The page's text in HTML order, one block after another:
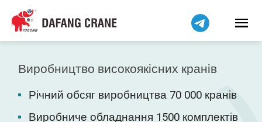
Виробництво високоякісних кранів
Річний обсяг виробництва 70 000 кранів
Виробниче обладнання 1500 комплектів
हिन्दी
Bahasa Indonesia
Bahasa Melayu
Tiếng Việt
简体中文
বাংলা
فارسی